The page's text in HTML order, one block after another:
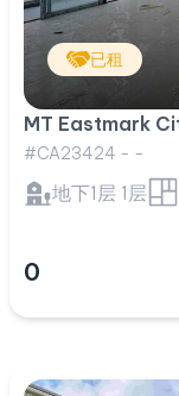
已租
MT Eastmark
#CA23424 - -
地下1层 1层
0